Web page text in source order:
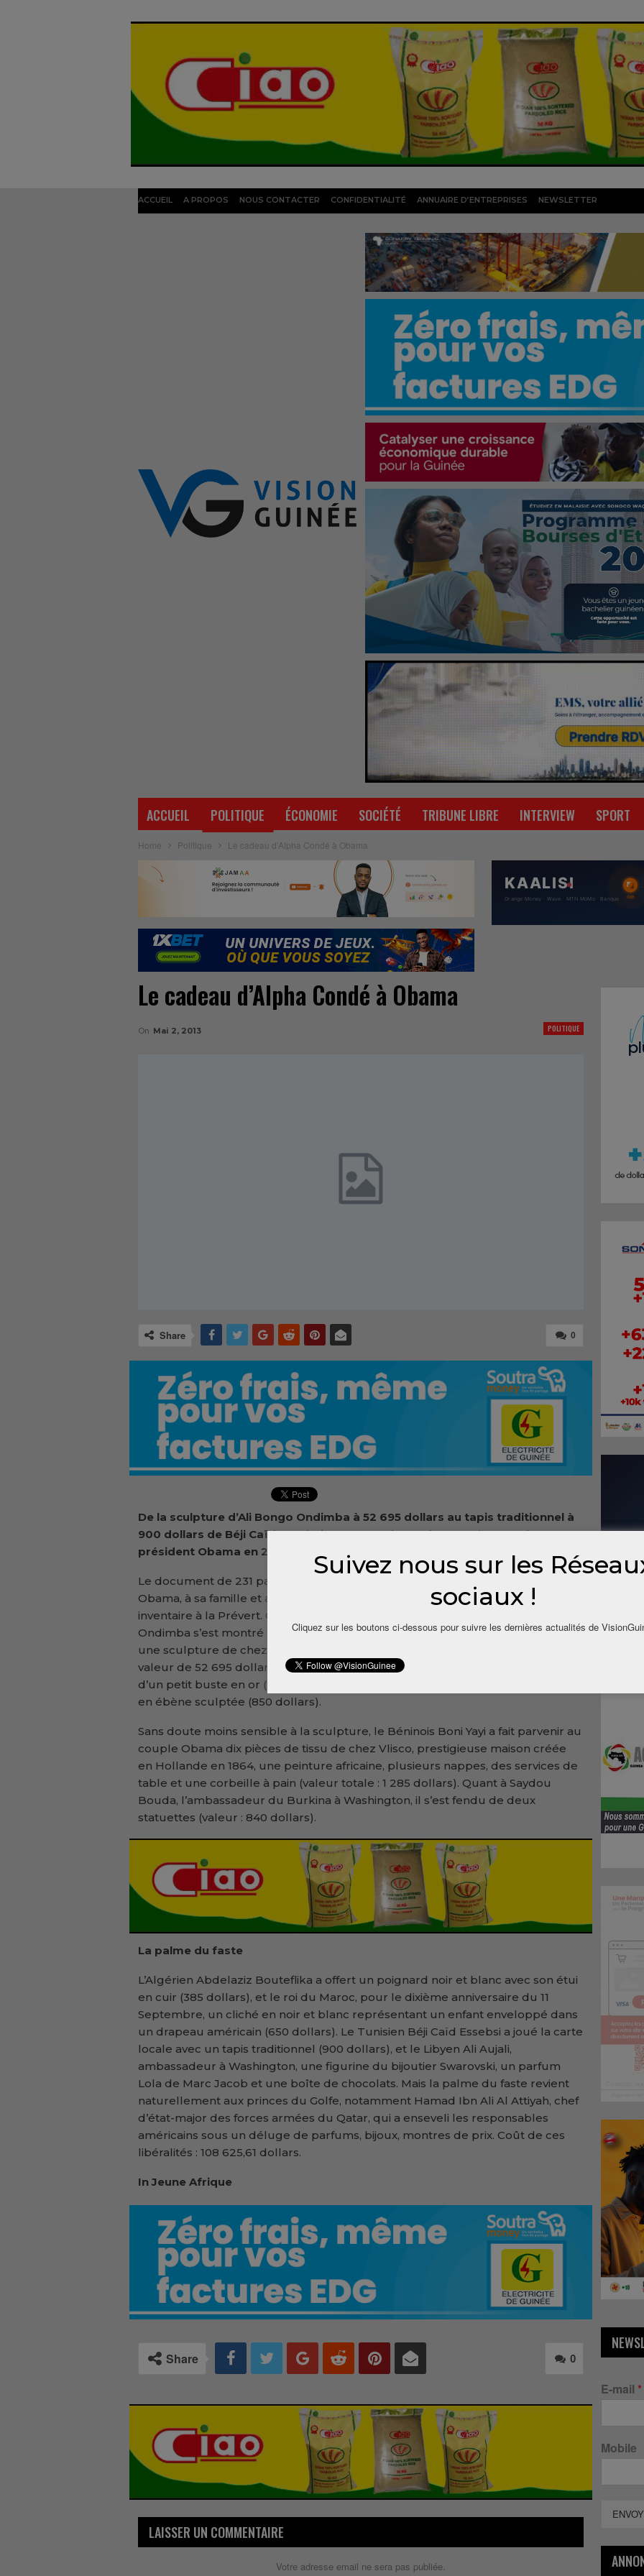
ACCUEIL A PROPOS NOUS CONTACTER CONFIDENTIALITÉ ANNUAIRE D’ENTREPRISES NEWSLETTER
ACCUEIL POLITIQUE ÉCONOMIE SOCIÉTÉ TRIBUNE LIBRE INTERVIEW SPORT
Home Politique Le cadeau d’Alpha Condé à Obama
Le cadeau d’Alpha Condé à Obama
POLITIQUE
On Mai 2, 2013
0
Share
De la sculpture d’Ali Bongo Ondimba à 52 695 dollars au tapis traditionnel à
900 dollars de Béji Caïd Essebsi, retour sur les cadeaux qu’a reçus le
président Obama en 2011 de la part de ses homologues africains.
Le document de 231 pages recensant les cadeaux offerts en 2011 à Barack
Obama, à sa famille et aux principaux responsables américains évoque un
inventaire à la Prévert. On y apprend qu’en septembre 2011 Ali Bongo
Ondimba s’est montré très généreux. Le président gabonais a offert à son hôte
une sculpture de chez Daum, une prestigieuse cristallerie française, d’une
valeur de 52 695 dollars. Le Nigérian Ebele Azikiwe Jonathan s’est contenté
d’un petit buste en or (780 dollars), et le Guinéen Alpha Condé d’un masque
en ébène sculptée (850 dollars).
Sans doute moins sensible à la sculpture, le Béninois Boni Yayi a fait parvenir au
couple Obama dix pièces de tissu de chez Vlisco, prestigieuse maison créée
en Hollande en 1864, une peinture africaine, plusieurs nappes, des services de
table et une corbeille à pain (valeur totale : 1 285 dollars). Quant à Saydou
Bouda, l’ambassadeur du Burkina à Washington, il s’est fendu de deux
statuettes (valeur : 840 dollars).
La palme du faste
L’Algérien Abdelaziz Bouteflika a offert un poignard noir et blanc avec son étui
en cuir (385 dollars), et le roi du Maroc, pour le dixième anniversaire du 11
Septembre, un cliché en noir et blanc représentant un enfant enveloppé dans
un drapeau américain (650 dollars). Le Tunisien Béji Caïd Essebsi a joué la carte
locale avec un tapis traditionnel (900 dollars), et le Libyen Ali Aujali,
ambassadeur à Washington, une figurine du bijoutier Swarovski, un parfum
Lola de Marc Jacob et une boîte de chocolats. Mais la palme du faste revient
naturellement aux princes du Golfe, notamment Hamad Ibn Ali Al Attiyah, chef
d’état-major des forces armées du Qatar, qui a enseveli les responsables
américains sous un déluge de parfums, bijoux, montres de prix. Coût de ces
libéralités : 108 625,61 dollars.
In Jeune Afrique
0
Share
LAISSER UN COMMENTAIRE
Votre adresse email ne sera pas publiée.
E-mail *
Mobile
Suivez nous sur les
sociaux !
Cliquez sur les boutons ci-dessous pour suivre les dernières actualités de